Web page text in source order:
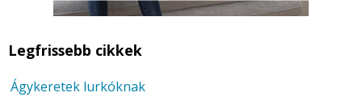
Legfrissebb cikkek
Ágykeretek lurkóknak